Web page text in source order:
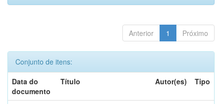
Anterior 1 Próximo
Conjunto de itens:
Data do
documento
Título Autor(es) Tipo